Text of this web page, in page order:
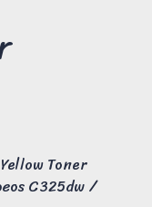
Toner
C325dw /